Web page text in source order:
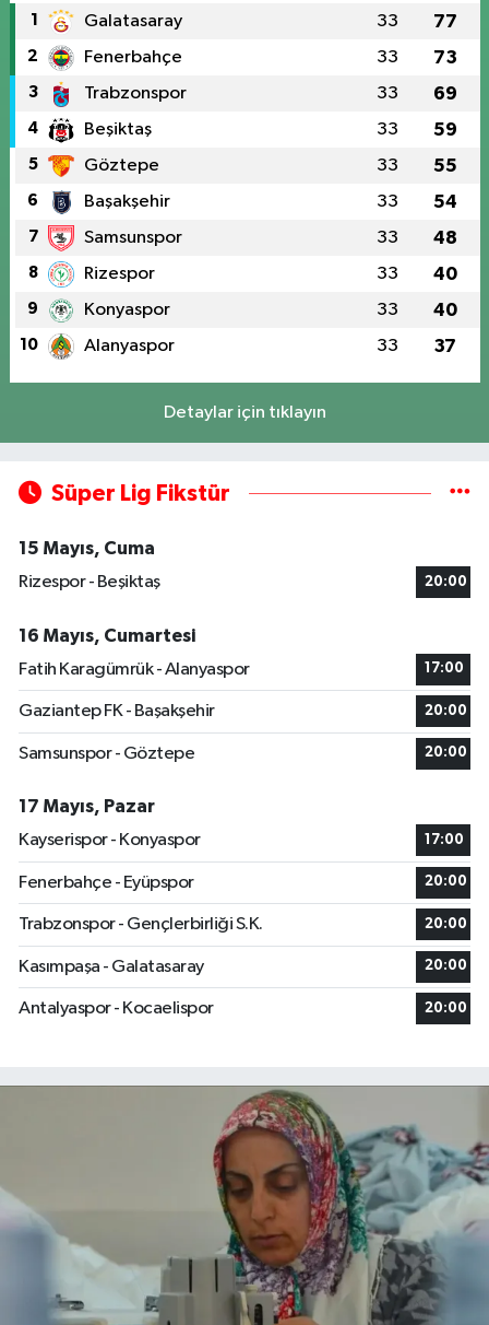
1 Galatasaray 33 77
2 Fenerbahçe 33 73
3 Trabzonspor 33 69
4 Beşiktaş 33 59
5 Göztepe 33 55
6 Başakşehir 33 54
7 Samsunspor 33 48
8 Rizespor 33 40
9 Konyaspor 33 40
10 Alanyaspor 33 37
Detaylar için tıklayın
Süper Lig Fikstür
15 Mayıs, Cuma
Rizespor - Beşiktaş
20:00
16 Mayıs, Cumartesi
Fatih Karagümrük - Alanyaspor
17:00
Gaziantep FK - Başakşehir 20:00
Samsunspor - Göztepe 20:00
17 Mayıs, Pazar
Kayserispor - Konyaspor
17:00
Fenerbahçe - Eyüpspor 20:00
Trabzonspor - Gençlerbirliği S.K. 20:00
Kasımpaşa - Galatasaray 20:00
Antalyaspor - Kocaelispor 20:00